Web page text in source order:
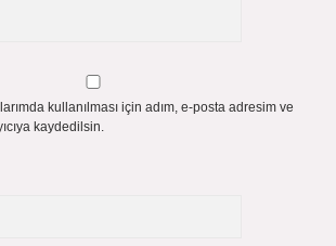
kullanılması için adım, e-posta adresim ve
kaydedilsin.